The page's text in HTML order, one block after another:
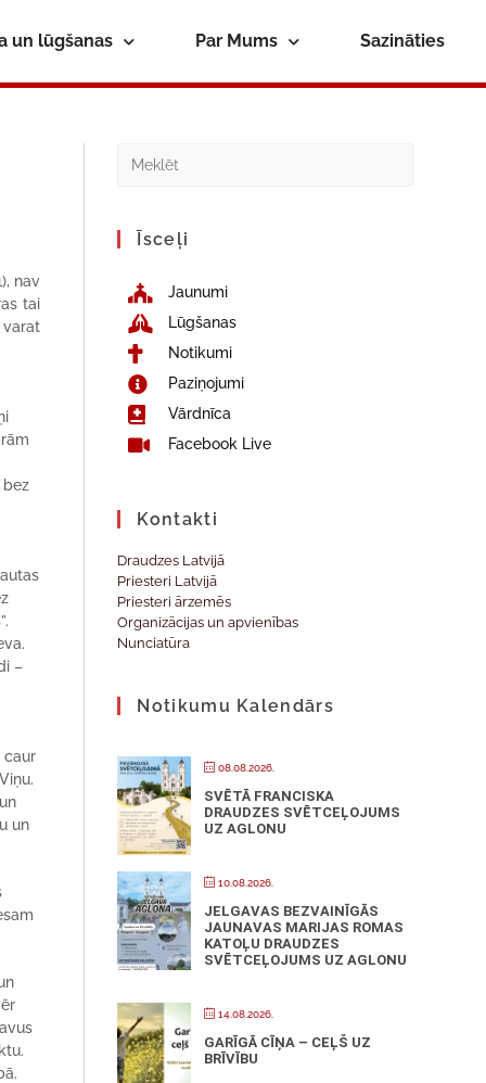
un lūgšanas Par Mums Sazināties
nav
tai
varat
bez
–
caur
un
Īsceļi
Jaunumi
Lūgšanas
Notikumi
Paziņojumi
Vārdnīca
Facebook Live
Kontakti
Draudzes Latvijā
Priesteri Latvijā
Priesteri ārzemēs
Organizācijas un apvienības
Nunciatūra
Notikumu Kalendārs
08.08.2026.
SVĒTĀ FRANCISKA
DRAUDZES SVĒTCEĻOJUMS
UZ AGLONU
10.08.2026.
JELGAVAS BEZVAINĪGĀS
JAUNAVAS MARIJAS ROMAS
KATOĻU DRAUDZES
SVĒTCEĻOJUMS UZ AGLONU
14.08.2026.
GARĪGĀ CĪŅA – CEĻŠ UZ
BRĪVĪBU